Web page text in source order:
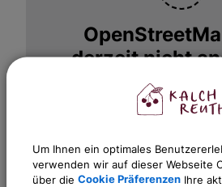
derzeit nicht
Bitte aktivieren Sie
Ihren Cookie
Um Ihnen ein optimales
verwenden wir auf dieser Webseite
über die Cookie Präferenzen Ihre